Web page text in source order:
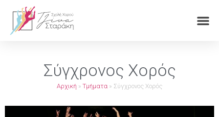
Σύγχρονος Χορός
Αρχική » Τμήματα » Σύγχρονος Χορός